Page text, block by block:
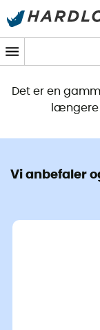
Dette
Det er en
længere
Vi anbefaler